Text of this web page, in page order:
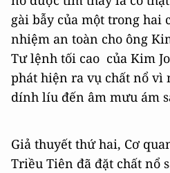
gài bẫy của một trong hai
nhiệm an toàn cho ông
Tư lệnh tối cao của Kim
phát hiện ra vụ chất nổ vì
dính líu đến âm mưu ám
Giả thuyết thứ hai, Cơ
Triều Tiên đã đặt chất nổ